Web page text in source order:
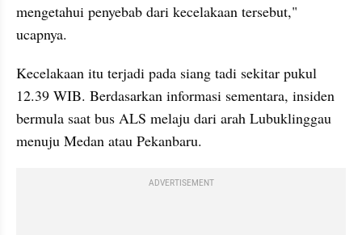
mengetahui penyebab dari kecelakaan tersebut,"
ucapnya.
Kecelakaan itu terjadi pada siang tadi sekitar pukul
12.39 WIB. Berdasarkan informasi sementara, insiden
bermula saat bus ALS melaju dari arah Lubuklinggau
menuju Medan atau Pekanbaru.
ADVERTISEMENT